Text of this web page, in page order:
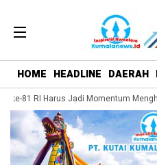
HOME HEADLINE DAERAH
ke-81 RI Harus Jadi Momentum